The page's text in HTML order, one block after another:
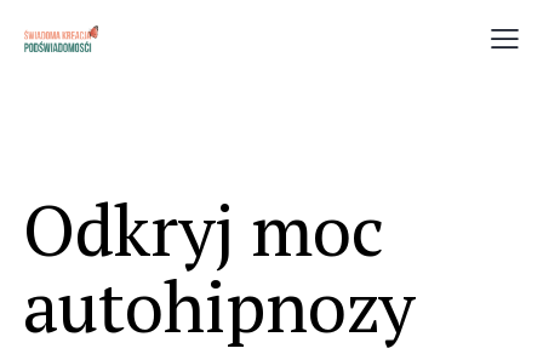
Odkryj moc
autohipnozy